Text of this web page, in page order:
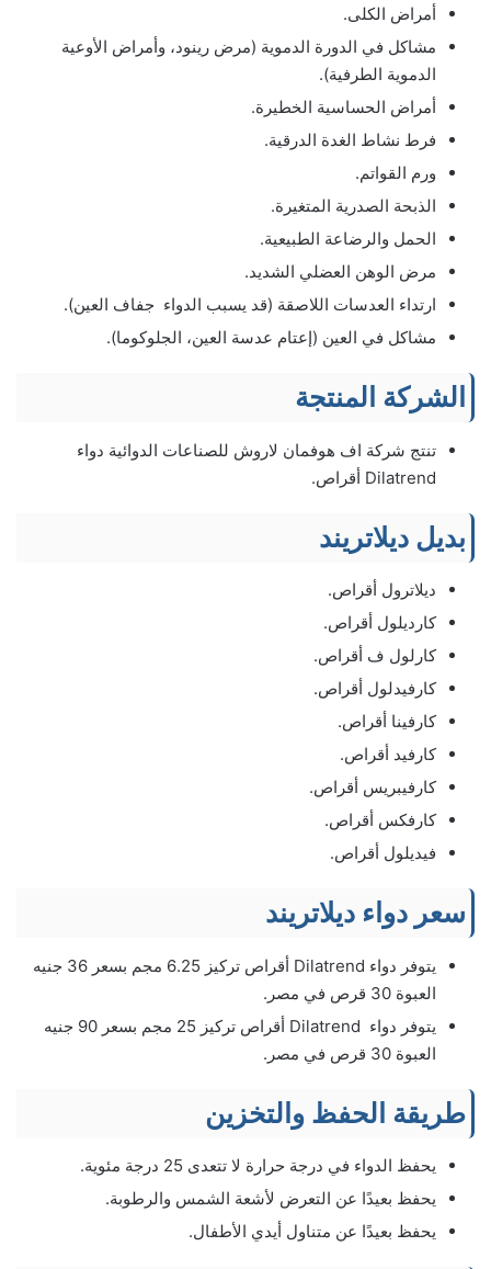
أمراض الكلى.
مشاكل في الدورة الدموية (مرض رينود، وأمراض الأوعية
الدموية الطرفية).
أمراض الحساسية الخطيرة.
فرط نشاط الغدة الدرقية.
ورم القواتم.
الذبحة الصدرية المتغيرة.
الحمل والرضاعة الطبيعية.
مرض الوهن العضلي الشديد.
ارتداء العدسات اللاصقة (قد يسبب الدواء جفاف العين).
مشاكل في العين (إعتام عدسة العين، الجلوكوما).
الشركة المنتجة
تنتج شركة اف هوفمان لاروش للصناعات الدوائية دواء
Dilatrend أقراص.
بديل ديلاتريند
ديلاترول أقراص.
كارديلول أقراص.
كارلول ف أقراص.
كارفيدلول أقراص.
كارفينا أقراص.
كارفيد أقراص.
كارفيبريس أقراص.
كارفكس أقراص.
فيديلول أقراص.
سعر دواء ديلاتريند
يتوفر دواء Dilatrend أقراص تركيز 6.25 مجم بسعر 36 جنيه
العبوة 30 قرص في مصر.
يتوفر دواء Dilatrend أقراص تركيز 25 مجم بسعر 90 جنيه
العبوة 30 قرص في مصر.
طريقة الحفظ والتخزين
يحفظ الدواء في درجة حرارة لا تتعدى 25 درجة مئوية.
يحفظ بعيدًا عن التعرض لأشعة الشمس والرطوبة.
يحفظ بعيدًا عن متناول أيدي الأطفال.